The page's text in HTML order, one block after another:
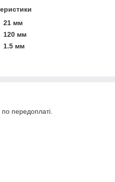
21 мм
120 мм
1.5 мм
по передоплаті.